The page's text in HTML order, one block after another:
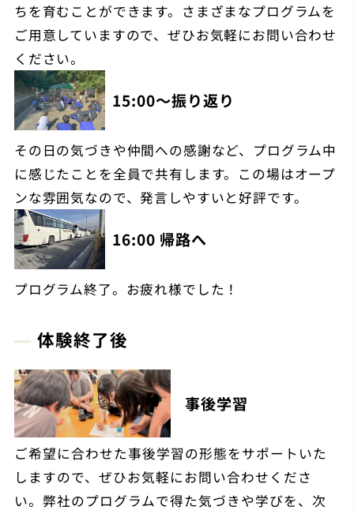
ちを育むことができます。さまざまなプログラムを
ご用意していますので、ぜひお気軽にお問い合わせ
ください。
15:00～振り返り
その日の気づきや仲間への感謝など、プログラム中
に感じたことを全員で共有します。この場はオープ
ンな雰囲気なので、発言しやすいと好評です。
16:00 帰路へ
プログラム終了。お疲れ様でした！
体験終了後
事後学習
ご希望に合わせた事後学習の形態をサポートいた
しますので、ぜひお気軽にお問い合わせくださ
い。 弊社のプログラムで得た気づきや学びを、次